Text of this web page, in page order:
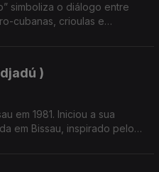
simboliza o diálogo entre
cubanas, crioulas e
)
em 1981. Iniciou a sua
em Bissau, inspirado pelo